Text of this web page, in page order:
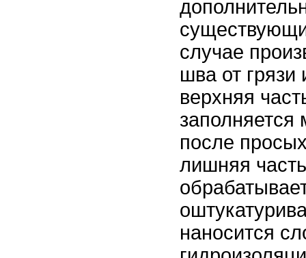
случае
шва от грязи
верхняя
заполняется
после
лишняя
наносится